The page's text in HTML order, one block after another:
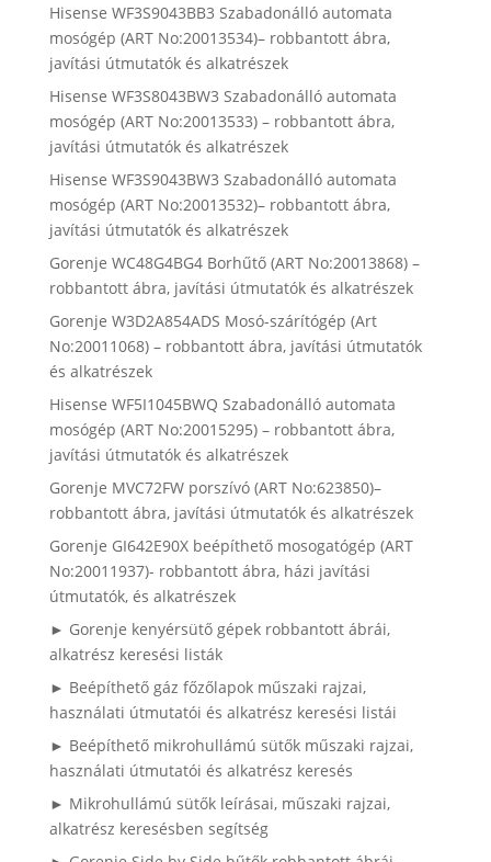
Hisense WF3S9043BB3 Szabadonálló automata
mosógép (ART No:20013534)– robbantott ábra,
javítási útmutatók és alkatrészek
Hisense WF3S8043BW3 Szabadonálló automata
mosógép (ART No:20013533) – robbantott ábra,
javítási útmutatók és alkatrészek
Hisense WF3S9043BW3 Szabadonálló automata
mosógép (ART No:20013532)– robbantott ábra,
javítási útmutatók és alkatrészek
Gorenje WC48G4BG4 Borhűtő (ART No:20013868) –
robbantott ábra, javítási útmutatók és alkatrészek
Gorenje W3D2A854ADS Mosó-szárítógép (Art
No:20011068) – robbantott ábra, javítási útmutatók
és alkatrészek
Hisense WF5I1045BWQ Szabadonálló automata
mosógép (ART No:20015295) – robbantott ábra,
javítási útmutatók és alkatrészek
Gorenje MVC72FW porszívó (ART No:623850)–
robbantott ábra, javítási útmutatók és alkatrészek
Gorenje GI642E90X beépíthető mosogatógép (ART
No:20011937)- robbantott ábra, házi javítási
útmutatók, és alkatrészek
► Gorenje kenyérsütő gépek robbantott ábrái,
alkatrész keresési listák
► Beépíthető gáz főzőlapok műszaki rajzai,
használati útmutatói és alkatrész keresési listái
► Beépíthető mikrohullámú sütők műszaki rajzai,
használati útmutatói és alkatrész keresés
► Mikrohullámú sütők leírásai, műszaki rajzai,
alkatrész keresésben segítség